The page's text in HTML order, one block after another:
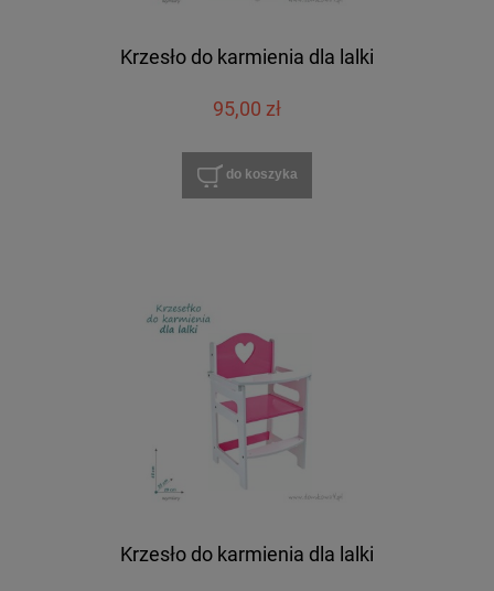
Krzesło do karmienia dla lalki
95,00 zł
do koszyka
Krzesło do karmienia dla lalki